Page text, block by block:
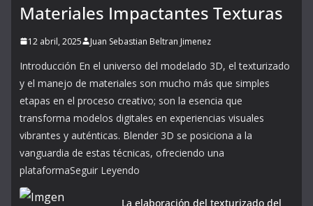
Materiales Impactantes Texturas
12 abril, 2025 Juan Sebastian Beltran Jimenez
Introducción En el universo del modelado 3D, el texturizado
y el manejo de materiales son mucho más que simples
etapas en el proceso creativo; son la esencia que
transforma modelos digitales en experiencias visuales
vibrantes y auténticas. Blender 3D se posiciona a la
vanguardia de estas técnicas, ofreciendo una
plataformaSeguir Leyendo
La elaboración del texturizado del